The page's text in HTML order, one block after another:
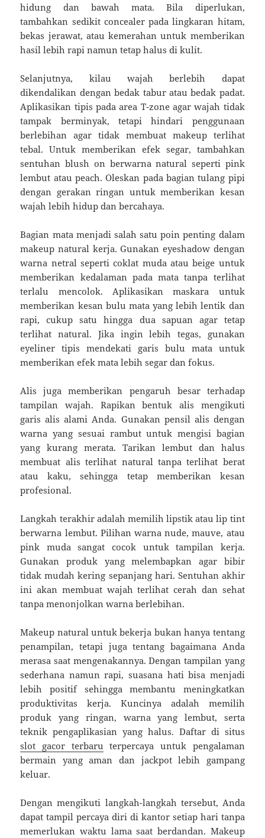
hidung dan bawah mata. Bila diperlukan,
tambahkan sedikit concealer pada lingkaran hitam,
bekas jerawat, atau kemerahan untuk memberikan
hasil lebih rapi namun tetap halus di kulit.
Selanjutnya, kilau wajah berlebih dapat
dikendalikan dengan bedak tabur atau bedak padat.
Aplikasikan tipis pada area T-zone agar wajah tidak
tampak berminyak, tetapi hindari penggunaan
berlebihan agar tidak membuat makeup terlihat
tebal. Untuk memberikan efek segar, tambahkan
sentuhan blush on berwarna natural seperti pink
lembut atau peach. Oleskan pada bagian tulang pipi
dengan gerakan ringan untuk memberikan kesan
wajah lebih hidup dan bercahaya.
Bagian mata menjadi salah satu poin penting dalam
makeup natural kerja. Gunakan eyeshadow dengan
warna netral seperti coklat muda atau beige untuk
memberikan kedalaman pada mata tanpa terlihat
terlalu mencolok. Aplikasikan maskara untuk
memberikan kesan bulu mata yang lebih lentik dan
rapi, cukup satu hingga dua sapuan agar tetap
terlihat natural. Jika ingin lebih tegas, gunakan
eyeliner tipis mendekati garis bulu mata untuk
memberikan efek mata lebih segar dan fokus.
Alis juga memberikan pengaruh besar terhadap
tampilan wajah. Rapikan bentuk alis mengikuti
garis alis alami Anda. Gunakan pensil alis dengan
warna yang sesuai rambut untuk mengisi bagian
yang kurang merata. Tarikan lembut dan halus
membuat alis terlihat natural tanpa terlihat berat
atau kaku, sehingga tetap memberikan kesan
profesional.
Langkah terakhir adalah memilih lipstik atau lip tint
berwarna lembut. Pilihan warna nude, mauve, atau
pink muda sangat cocok untuk tampilan kerja.
Gunakan produk yang melembapkan agar bibir
tidak mudah kering sepanjang hari. Sentuhan akhir
ini akan membuat wajah terlihat cerah dan sehat
tanpa menonjolkan warna berlebihan.
Makeup natural untuk bekerja bukan hanya tentang
penampilan, tetapi juga tentang bagaimana Anda
merasa saat mengenakannya. Dengan tampilan yang
sederhana namun rapi, suasana hati bisa menjadi
lebih positif sehingga membantu meningkatkan
produktivitas kerja. Kuncinya adalah memilih
produk yang ringan, warna yang lembut, serta
teknik pengaplikasian yang halus. Daftar di situs
slot gacor terbaru terpercaya untuk pengalaman
bermain yang aman dan jackpot lebih gampang
keluar.
Dengan mengikuti langkah-langkah tersebut, Anda
dapat tampil percaya diri di kantor setiap hari tanpa
memerlukan waktu lama saat berdandan. Makeup